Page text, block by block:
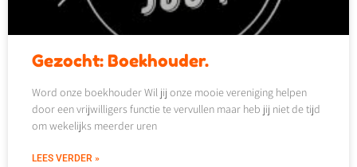
Gezocht: Boekhouder.
Word onze boekhouder Wil jij onze mooie vereniging helpen
door een vrijwilligers functie te vervullen maar heb jij niet de tijd
om wekelijks meerder uren
LEES VERDER »